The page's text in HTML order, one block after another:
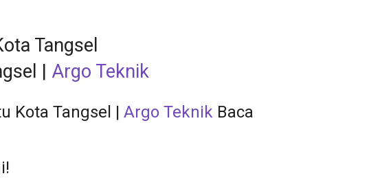
| Argo Teknik
Kota Tangsel | Argo Teknik Baca